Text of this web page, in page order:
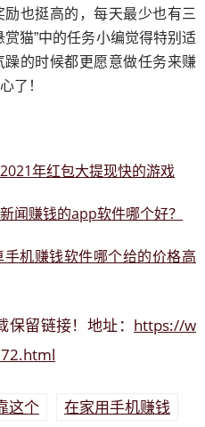
也挺高的，每天最少也有三
猫”中的任务小编觉得特别适
的时候都更愿意做任务来赚
了！
年红包大提现快的游戏
闻赚钱的app软件哪个好？
机赚钱软件哪个给的价格高
保留链接！地址： https://w
这个 在家用手机赚钱